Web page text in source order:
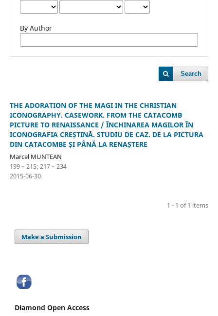
By Author
Search
THE ADORATION OF THE MAGI IN THE CHRISTIAN
ICONOGRAPHY. CASEWORK. FROM THE CATACOMB
PICTURE TO RENAISSANCE / ÎNCHINAREA MAGILOR ÎN
ICONOGRAFIA CREȘTINĂ. STUDIU DE CAZ. DE LA PICTURA
DIN CATACOMBE ȘI PÂNĂ LA RENAȘTERE
Marcel MUNTEAN
199 – 215; 217 – 234
2015-06-30
1 - 1 of 1 items
Make a Submission
Diamond Open Access